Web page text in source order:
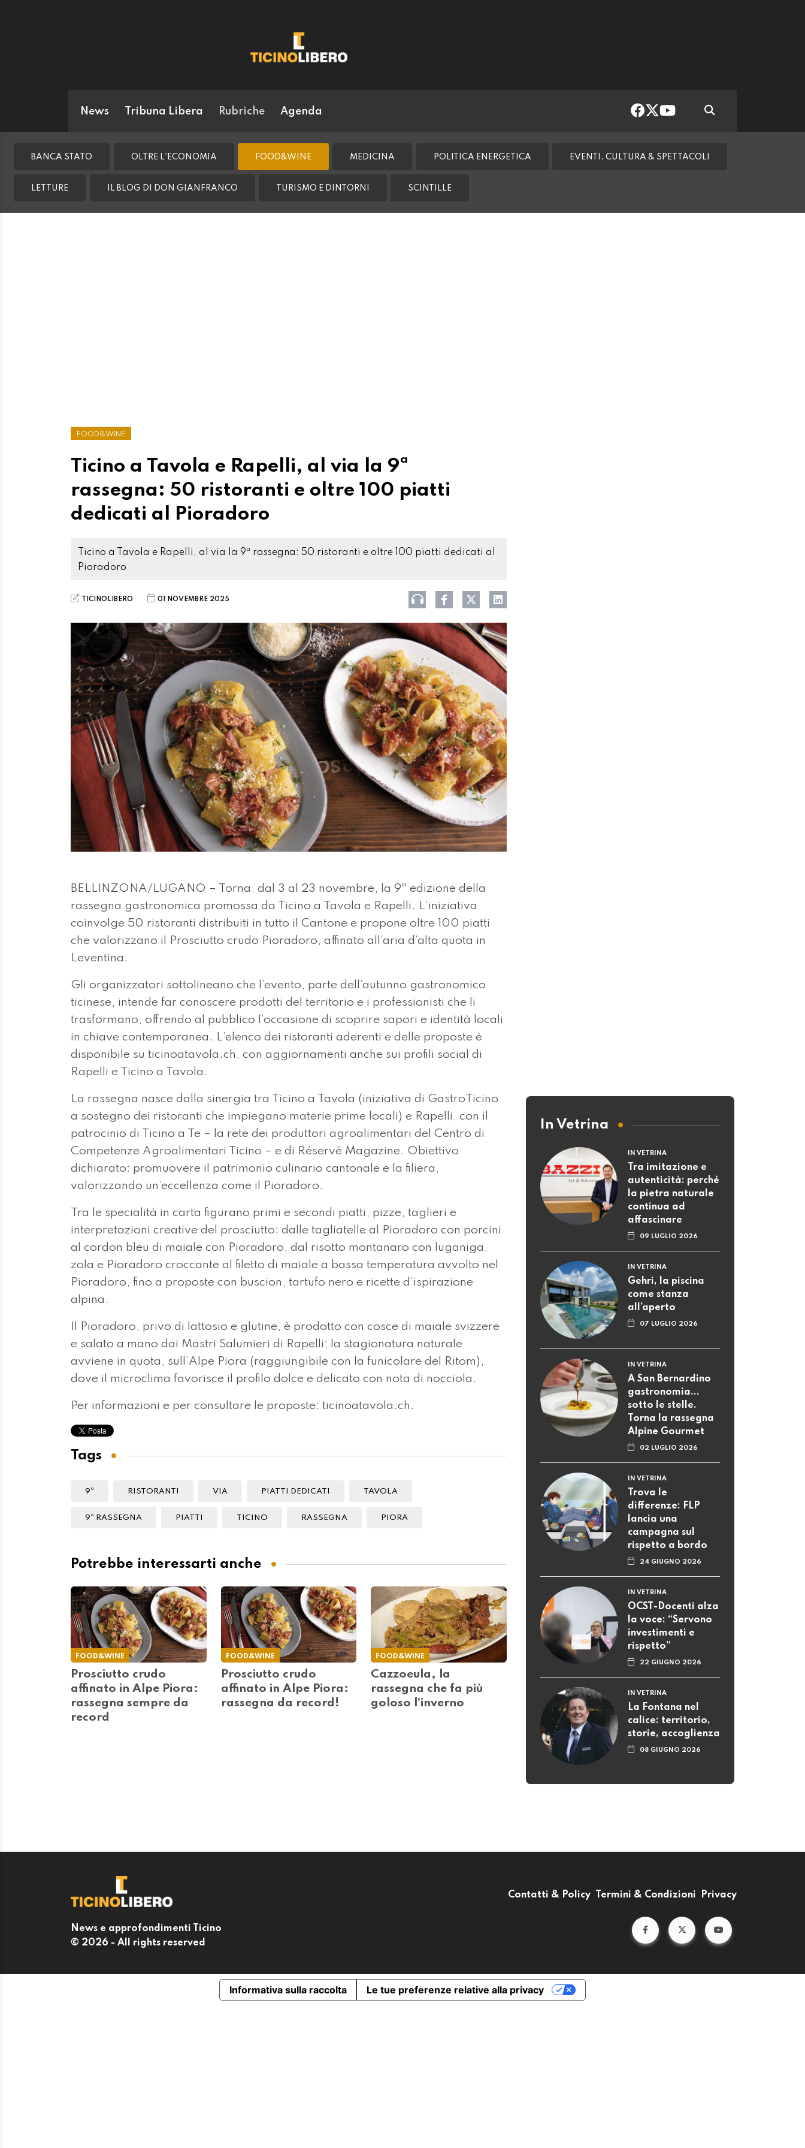
News Tribuna Libera Rubriche Agenda
BANCA STATO OLTRE L'ECONOMIA FOOD&WINE MEDICINA POLITICA ENERGETICA EVENTI, CULTURA & SPETTACOLI
LETTURE IL BLOG DI DON GIANFRANCO TURISMO E DINTORNI SCINTILLE
FOOD&WINE
Ticino a Tavola e Rapelli, al via la 9ª
rassegna: 50 ristoranti e oltre 100 piatti
dedicati al Pioradoro
Ticino a Tavola e Rapelli, al via la 9ª rassegna: 50 ristoranti e oltre 100 piatti dedicati al
Pioradoro
TICINOLIBERO 01 NOVEMBRE 2025
BELLINZONA/LUGANO – Torna, dal 3 al 23 novembre, la 9ª edizione della
rassegna gastronomica promossa da Ticino a Tavola e Rapelli. L’iniziativa
coinvolge 50 ristoranti distribuiti in tutto il Cantone e propone oltre 100 piatti
che valorizzano il Prosciutto crudo Pioradoro, affinato all’aria d’alta quota in
Leventina.
Gli organizzatori sottolineano che l’evento, parte dell’autunno gastronomico
ticinese, intende far conoscere prodotti del territorio e i professionisti che li
trasformano, offrendo al pubblico l’occasione di scoprire sapori e identità locali
in chiave contemporanea. L’elenco dei ristoranti aderenti e delle proposte è
disponibile su ticinoatavola.ch, con aggiornamenti anche sui profili social di
Rapelli e Ticino a Tavola.
La rassegna nasce dalla sinergia tra Ticino a Tavola (iniziativa di GastroTicino
a sostegno dei ristoranti che impiegano materie prime locali) e Rapelli, con il
patrocinio di Ticino a Te – la rete dei produttori agroalimentari del Centro di
Competenze Agroalimentari Ticino – e di Réservé Magazine. Obiettivo
dichiarato: promuovere il patrimonio culinario cantonale e la filiera,
valorizzando un’eccellenza come il Pioradoro.
Tra le specialità in carta figurano primi e secondi piatti, pizze, taglieri e
interpretazioni creative del prosciutto: dalle tagliatelle al Pioradoro con porcini
al cordon bleu di maiale con Pioradoro, dal risotto montanaro con luganiga,
zola e Pioradoro croccante al filetto di maiale a bassa temperatura avvolto nel
Pioradoro, fino a proposte con buscion, tartufo nero e ricette d’ispirazione
alpina.
Il Pioradoro, privo di lattosio e glutine, è prodotto con cosce di maiale svizzere
e salato a mano dai Mastri Salumieri di Rapelli; la stagionatura naturale
avviene in quota, sull’Alpe Piora (raggiungibile con la funicolare del Ritom),
dove il microclima favorisce il profilo dolce e delicato con nota di nocciola.
Per informazioni e per consultare le proposte: ticinoatavola.ch.
Tags
9ª RISTORANTI VIA PIATTI DEDICATI TAVOLA
9ª RASSEGNA PIATTI TICINO RASSEGNA PIORA
Potrebbe interessarti anche
FOOD&WINE
Prosciutto crudo
affinato in Alpe Piora:
rassegna sempre da
record
FOOD&WINE
Prosciutto crudo
affinato in Alpe Piora:
rassegna da record!
FOOD&WINE
Cazzoeula, la
rassegna che fa più
goloso l’inverno
In Vetrina
IN VETRINA
Tra imitazione e
autenticità: perché
la pietra naturale
continua ad
affascinare
09 LUGLIO 2026
IN VETRINA
Gehri, la piscina
come stanza
all’aperto
07 LUGLIO 2026
IN VETRINA
A San Bernardino
gastronomia...
sotto le stelle.
Torna la rassegna
Alpine Gourmet
02 LUGLIO 2026
IN VETRINA
Trova le
differenze: FLP
lancia una
campagna sul
rispetto a bordo
24 GIUGNO 2026
IN VETRINA
OCST-Docenti alza
la voce: “Servono
investimenti e
rispetto”
22 GIUGNO 2026
IN VETRINA
La Fontana nel
calice: territorio,
storie, accoglienza
08 GIUGNO 2026
News e approfondimenti Ticino
© 2026 - All rights reserved
Contatti & Policy Termini & Condizioni Privacy
Informativa sulla raccolta Le tue preferenze relative alla privacy